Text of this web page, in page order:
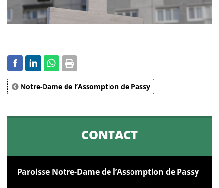
Notre-Dame de l’Assomption de Passy
CONTACT
Paroisse Notre-Dame de l’Assomption de Passy